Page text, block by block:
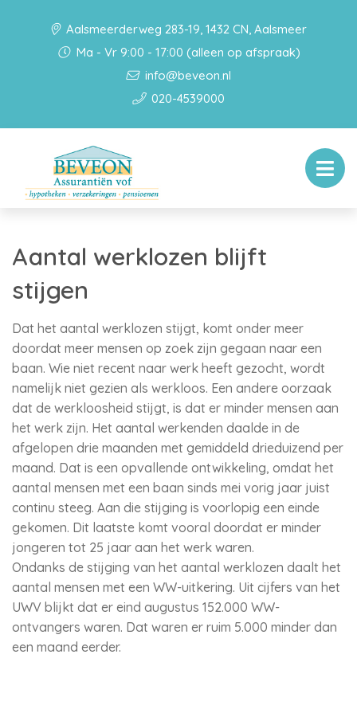
Aalsmeerderweg 283-19, 1432 CN, Aalsmeer
Ma - Vr 9:00 - 17:00 (alleen op afspraak)
info@beveon.nl
020-4539000
Aantal werklozen blijft
stijgen
Dat het aantal werklozen stijgt, komt onder meer
doordat meer mensen op zoek zijn gegaan naar een
baan. Wie niet recent naar werk heeft gezocht, wordt
namelijk niet gezien als werkloos. Een andere oorzaak
dat de werkloosheid stijgt, is dat er minder mensen aan
het werk zijn. Het aantal werkenden daalde in de
afgelopen drie maanden met gemiddeld drieduizend per
maand. Dat is een opvallende ontwikkeling, omdat het
aantal mensen met een baan sinds mei vorig jaar juist
continu steeg. Aan die stijging is voorlopig een einde
gekomen. Dit laatste komt vooral doordat er minder
jongeren tot 25 jaar aan het werk waren.
Ondanks de stijging van het aantal werklozen daalt het
aantal mensen met een WW-uitkering. Uit cijfers van het
UWV blijkt dat er eind augustus 152.000 WW-
ontvangers waren. Dat waren er ruim 5.000 minder dan
een maand eerder.